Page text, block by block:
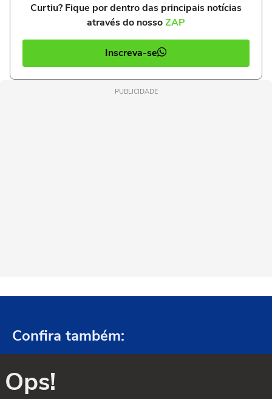
Curtiu? Fique por dentro das principais notícias
através do nossoZAP
Inscreva-se
PUBLICIDADE
Confira também:
Ops!